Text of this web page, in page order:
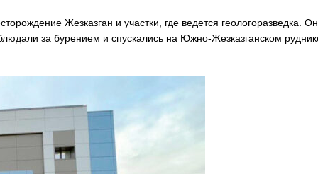
Жезказган и участки, где ведется геологоразведка.
за бурением и спускались на Южно-Жезказганском